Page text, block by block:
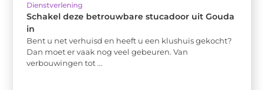
Dienstverlening
Schakel deze betrouwbare stucadoor uit Gouda
in
Bent u net verhuisd en heeft u een klushuis gekocht?
Dan moet er vaak nog veel gebeuren. Van
verbouwingen tot ...